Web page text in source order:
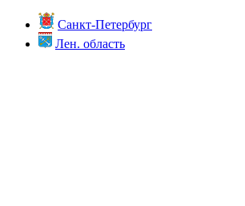
Санкт-Петербург
Лен. область